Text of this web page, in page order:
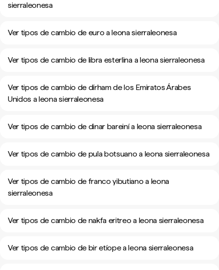
sierraleonesa
Ver tipos de cambio de euro a leona sierraleonesa
Ver tipos de cambio de libra esterlina a leona sierraleonesa
Ver tipos de cambio de dírham de los Emiratos Árabes
Unidos a leona sierraleonesa
Ver tipos de cambio de dinar bareiní a leona sierraleonesa
Ver tipos de cambio de pula botsuano a leona sierraleonesa
Ver tipos de cambio de franco yibutiano a leona
sierraleonesa
Ver tipos de cambio de nakfa eritreo a leona sierraleonesa
Ver tipos de cambio de bir etíope a leona sierraleonesa